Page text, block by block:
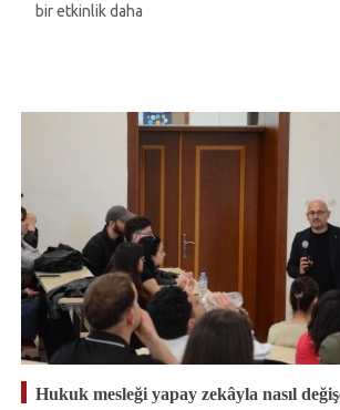
bir etkinlik daha
Hukuk mesleği yapay zekâyla nasıl